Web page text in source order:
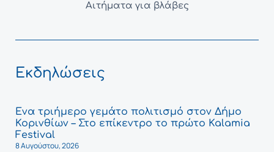
Αιτήματα για βλάβες
Εκδηλώσεις
Ένα τριήμερο γεμάτο πολιτισμό στον Δήμο
Κορινθίων – Στο επίκεντρο το πρώτο Kalamia
Festival
8 Αυγούστου, 2026